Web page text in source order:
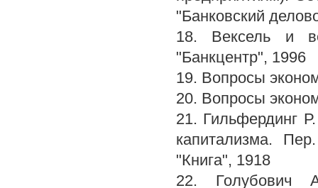
"Банковский
18. Вексель и
"Банкцентр", 1996
19. Вопросы
20. Вопросы
21. Гильфердинг
капитализма.
"Книга", 1918
22. Голубович